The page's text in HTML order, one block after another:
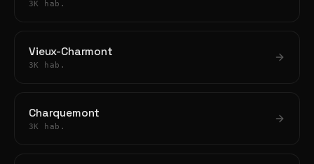
3K hab.
Vieux-Charmont
3K hab.
Charquemont
3K hab.